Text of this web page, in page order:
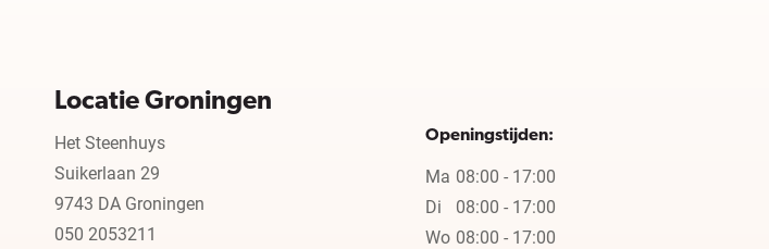
Locatie Groningen
Het Steenhuys
Suikerlaan 29
9743 DA Groningen
050 2053211
Openingstijden:
Ma 08:00 - 17:00
Di
08:00 - 17:00
Wo 08:00 - 17:00